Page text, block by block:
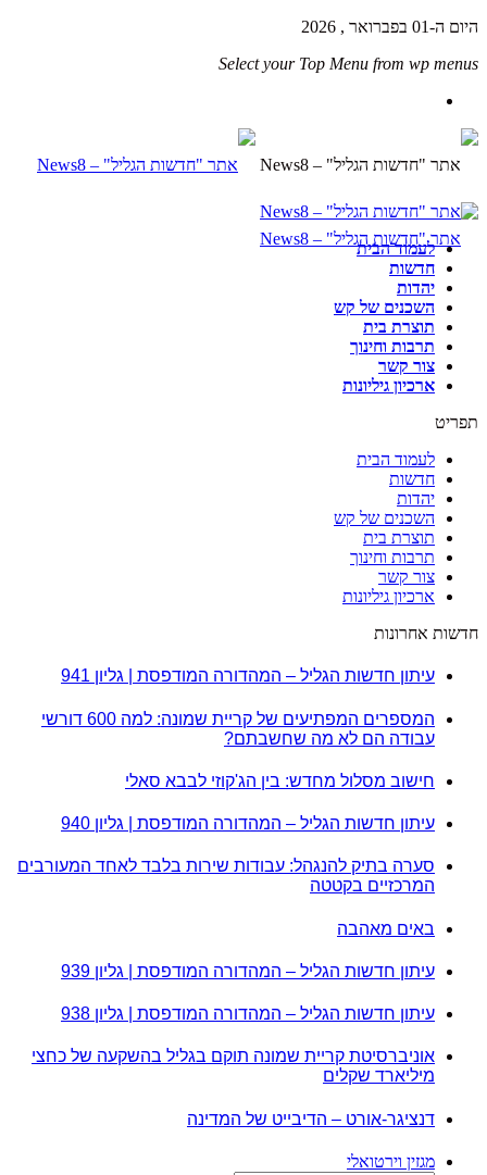
היום ה-01 בפברואר , 2026
Select your Top Menu from wp menus
לעמוד הבית
חדשות
יהדות
השכנים של קש
תוצרת בית
תרבות וחינוך
צור קשר
ארכיון גיליונות
תפריט
לעמוד הבית
חדשות
יהדות
השכנים של קש
תוצרת בית
תרבות וחינוך
צור קשר
ארכיון גיליונות
חדשות אחרונות
עיתון חדשות הגליל – המהדורה המודפסת | גליון 941
המספרים המפתיעים של קריית שמונה: למה 600 דורשי
עבודה הם לא מה שחשבתם?
חישוב מסלול מחדש: בין הג'קוזי לבבא סאלי
עיתון חדשות הגליל – המהדורה המודפסת | גליון 940
סערה בתיק להנגהל: עבודות שירות בלבד לאחד המעורבים
המרכזיים בקטטה
באים מאהבה
עיתון חדשות הגליל – המהדורה המודפסת | גליון 939
עיתון חדשות הגליל – המהדורה המודפסת | גליון 938
אוניברסיטת קריית שמונה תוקם בגליל בהשקעה של כחצי
מיליארד שקלים
דנציגר-אורט – הדיבייט של המדינה
מגזין וירטואלי